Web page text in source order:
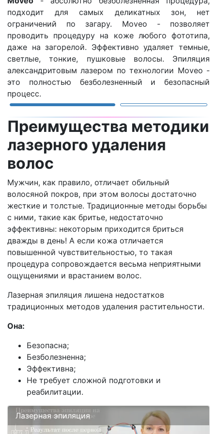
подходит для самых деликатных зон, нет
ограничений по загару. Moveo - позволяет
проводить процедуру на коже любого фототипа,
даже на загорелой. Эффективно удаляет темные,
светлые, тонкие, пушковые волосы. Эпиляция
александритовым лазером по технологии Moveo -
это полностью безболезненный и безопасный
процесс.
Преимущества методики
лазерного удаления
волос
Мужчин, как правило, отличает обильный
волосяной покров, при этом волосы достаточно
жесткие и толстые. Традиционные методы борьбы
с ними, такие как бритье, недостаточно
эффективны: некоторым приходится бриться
дважды в день! А если кожа отличается
повышенной чувствительностью, то такая
процедура сопровождается весьма неприятными
ощущениями и врастанием волос.
Лазерная эпиляция лишена недостатков
традиционных методов удаления растительности.
Она:
Безопасна;
Безболезненна;
Эффективна;
Не требует сложной подготовки и
реабилитации.
Лазерная эпиляция